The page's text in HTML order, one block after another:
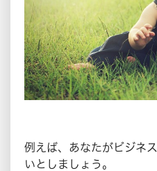
例えば、あなたがビジネ
いとしましょう。